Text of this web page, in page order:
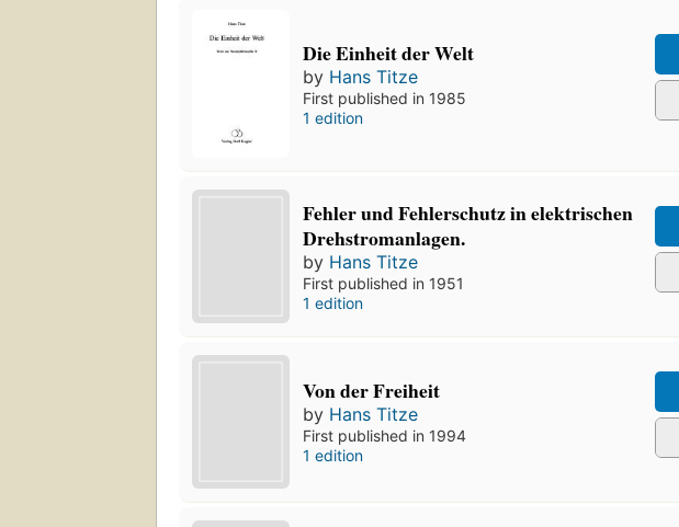
Die Einheit der Welt
by Hans Titze
First published in 1985
1 edition
Fehler und Fehlerschutz in elektrischen
Drehstromanlagen.
by Hans Titze
First published in 1951
1 edition
Von der Freiheit
by Hans Titze
First published in 1994
1 edition